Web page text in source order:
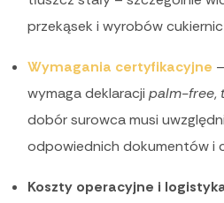
przekąsek i wyrobów
Wymagania certyfikacyjne
wymaga deklaracji palm-free,
dobór surowca musi
odpowiednich dokumentów i
Koszty operacyjne i